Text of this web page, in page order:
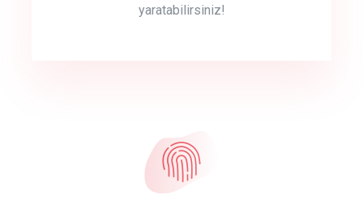
yaratabilirsiniz!